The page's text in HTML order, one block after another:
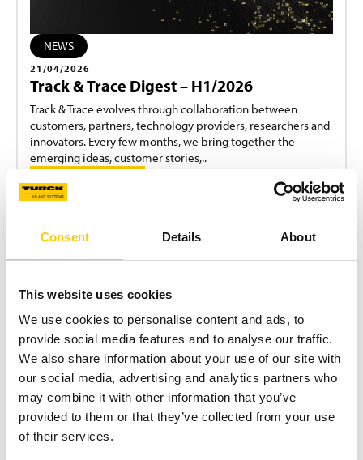
Consent Details About
This website uses cookies
We use cookies to personalise content and ads, to
provide social media features and to analyse our traffic.
We also share information about your use of our site with
our social media, advertising and analytics partners who
may combine it with other information that you’ve
provided to them or that they’ve collected from your use
of their services.
NEWS
21/04/2026
Track & Trace Digest – H1/2026
Track & Trace evolves through collaboration between
customers, partners, technology providers, researchers and
innovators. Every few months, we bring together the
emerging ideas, customer stories,..
MEHR LESEN
NEWS
10/11/2025
Thank you for Logistics & Transport 2025